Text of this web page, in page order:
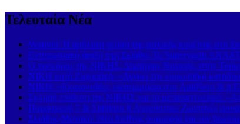
Τελευταία Νέα
Vesuvio: Η απόλυτη γεύση της ιταλικής κουζίνας στη
Εντυπωσιακή άφιξη στη Σκιάθο: Το Superyacht
Ο πρόεδρος της ΝΙΚΗΣ, Δημήτρης Νατσιός, στην
ΝΙΚΗ κατά Ζαχαράκη: «Αγνοεί την ευρωπαϊκή
ΝΙΚΗ: «Εκατοντάδες εκατομμύρια στο AntiNero & η
Σκληρή επίθεση της ΝΙΚΗΣ για το μεταναστευτικό:
Παρασκευή 7 & Σάββατο 8 Αυγούστου: Ζωντανές
Σκιάθος-Μονακό: Νέα διεθνής συμμαχία για τον